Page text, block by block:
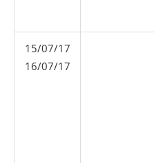
15/07/17
16/07/17